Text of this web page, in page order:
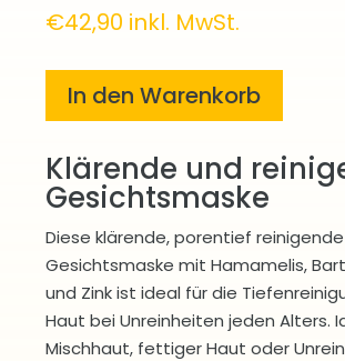
€42,90 inkl. MwSt.
In den Warenkorb
Klärende und
Gesichtsmaske
Diese klärende, porentief reinigende
Gesichtsmaske mit Hamamelis,
und Zink ist ideal für die
Haut bei Unreinheiten jeden Alters.
Mischhaut, fettiger Haut oder